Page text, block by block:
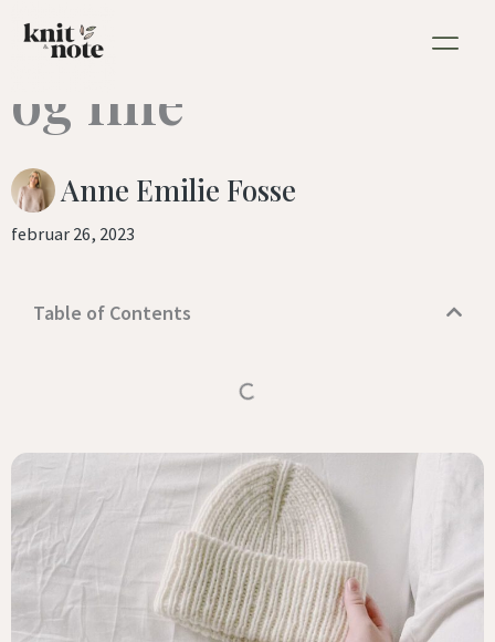
rett
innholdet
luer: varme, gode
og fine
Anne Emilie Fosse
februar 26, 2023
Table of Contents